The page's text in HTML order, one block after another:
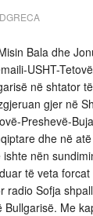
DGRECA
Bala dhe
USHT-
në shtator
gjer në
Preshevë-
dhe në
nën
të veta
radio Sofja
Me